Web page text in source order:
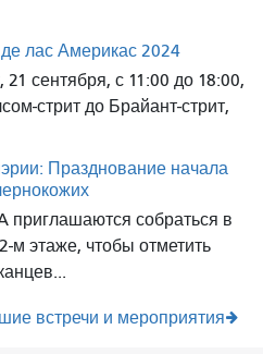
лас Америкас 2024
сентября, с 11:00 до 18:00,
стрит до Брайант-стрит,
Празднование начала
приглашаются собраться в
м этаже, чтобы отметить
встречи и мероприятия